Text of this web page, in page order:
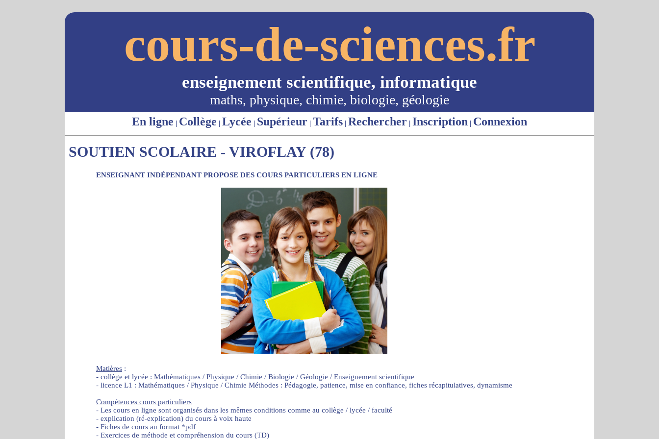
cours-de-sciences.fr
enseignement scientifique, informatique
maths, physique, chimie, biologie, géologie
En ligne | Collège | Lycée | Supérieur | Tarifs | Rechercher | Inscription | Connexion
SOUTIEN SCOLAIRE - VIROFLAY (78)
ENSEIGNANT INDÉPENDANT PROPOSE DES COURS PARTICULIERS EN LIGNE
Matières :
- collège et lycée : Mathématiques / Physique / Chimie / Biologie / Géologie / Enseignement scientifique
- licence L1 : Mathématiques / Physique / Chimie Méthodes : Pédagogie, patience, mise en confiance, fiches récapitulatives, dynamisme
Compétences cours particuliers
- Les cours en ligne sont organisés dans les mêmes conditions comme au collège / lycée / faculté
- explication (ré-explication) du cours à voix haute
- Fiches de cours au format *pdf
- Exercices de méthode et compréhension du cours (TD)